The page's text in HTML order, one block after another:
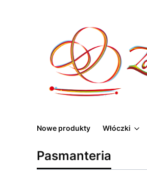
Nowe produkty Włóczki
Pasmanteria